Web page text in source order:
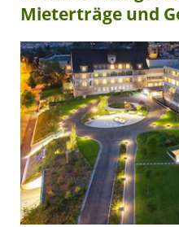
Mieterträge und